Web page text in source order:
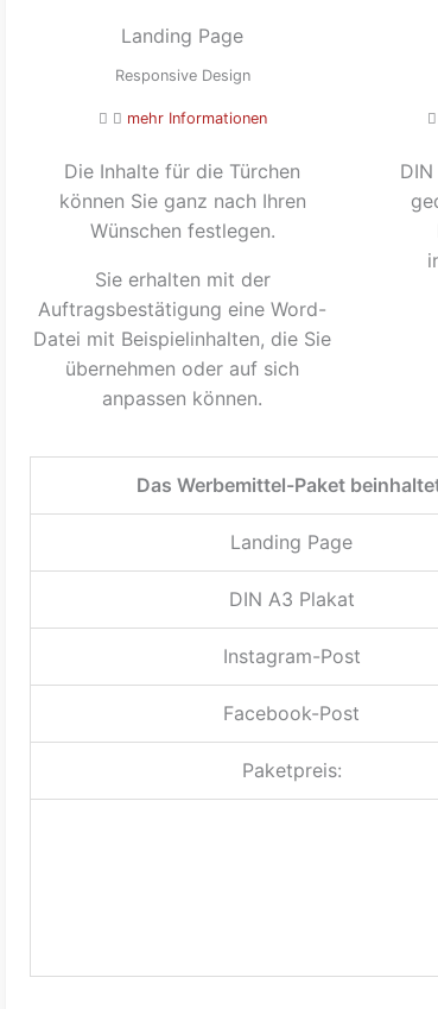
Landing Page
Responsive Design
mehr Informationen
Die Inhalte für die Türchen
können Sie ganz nach Ihren
Wünschen festlegen.
Sie erhalten mit der
Auftragsbestätigung eine Word-
Datei mit Beispielinhalten, die Sie
übernehmen oder auf sich
anpassen können.
Das Werbemittel-Paket
Landing Page
DIN A3 Plakat
Instagram-Post
Facebook-Post
Paketpreis: